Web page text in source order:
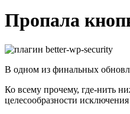
Пропала
В одном из финальных
Ко всему прочему, где-нить
целесообразности